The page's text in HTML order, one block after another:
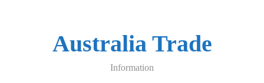
Australia Trade
Information